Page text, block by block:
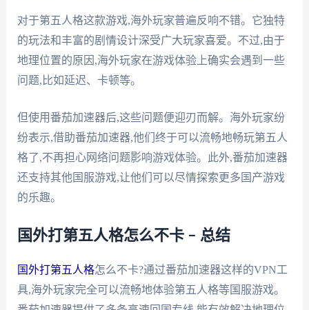
对于第五人格这款游戏,海外玩家普遍反响不错。它独特
的玩法和丰富的剧情设计深受广大玩家喜爱。不过,由于
地理位置的原因,海外玩家在游戏体验上确实会遇到一些
问题,比如延迟、卡顿等。
但使用番茄加速器后,这些问题便迎刃而解。海外玩家纷
纷表示,借助番茄加速器,他们终于可以流畅地畅玩第五人
格了,不再担心网络问题影响游戏体验。此外,番茄加速器
还支持其他国服游戏,让他们可以尽情探索更多国产游戏
的乐趣。
国外打第五人格怎么不卡 – 总结
国外打第五人格怎么不卡?通过番茄加速器这样的VPN工
具,海外玩家完全可以流畅地体验第五人格等国服游戏。